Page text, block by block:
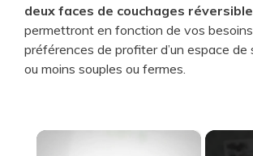
deux faces de couchages
permettront en fonction de vos
préférences de profiter d’un espace de
ou moins souples ou fermes.
×